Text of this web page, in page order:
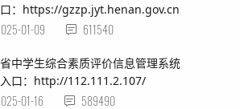
：https://gzzp.jyt.henan.gov.cn
01-09 611540
中学生综合素质评价信息管理系统
口：http://112.111.2.107/
01-16 589490